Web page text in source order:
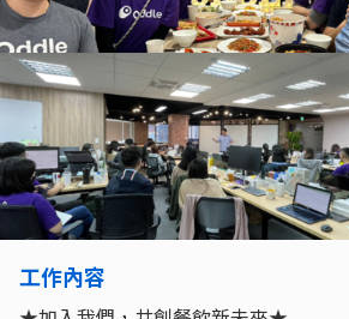
工作內容